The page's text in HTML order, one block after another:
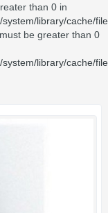
than 0 in
library/cache/
be greater than 0
library/cache/